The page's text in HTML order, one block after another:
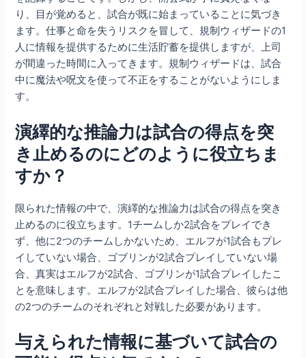
り、目が覚めると、試合が既に始まっていることに気づき
ます。仕事と命を失うリスクを冒して、規制ウィザードの1
人に情報を提供するために生活貯蓄を提供しますが、上司
が間違った時間に入ってきます。規制ウィザードは、試合
中に魔法や呪文を使って不正をすることがないようにしま
す。
演繹的な推論力は試合の得点を突
き止めるのにどのように役立ちま
すか？
限られた情報の中で、演繹的な推論力は試合の得点を突き
止めるのに役立ちます。1チームしか2試合をプレイでき
ず、他に2つのチームしかないため、エルフが1試合もプレ
イしていない場合、ゴブリンが2試合プレイしていない場
合、真実はエルフが2試合、ゴブリンが1試合プレイしたこ
とを意味します。エルフが2試合プレイした場合、彼らは他
の2つのチームのそれぞれと対戦した必要があります。
与えられた情報に基づいて試合の